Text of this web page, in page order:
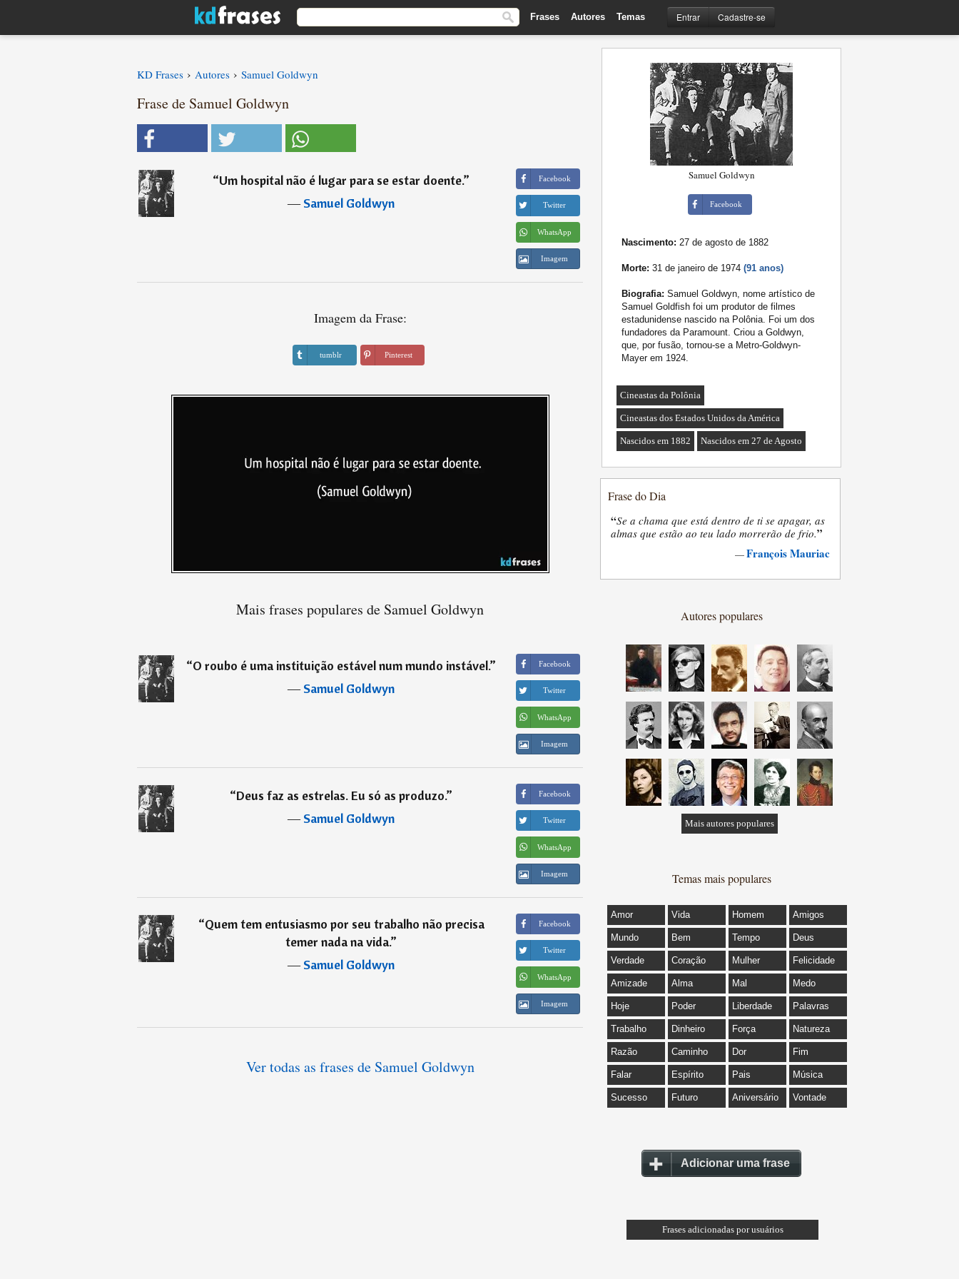
Frases Autores Temas Entrar Cadastre-se
KD Frases › Autores › Samuel Goldwyn
Frase de Samuel Goldwyn
“Um hospital não é lugar para se estar doente.”
―Samuel Goldwyn
Facebook
Twitter
WhatsApp
Imagem
Imagem da Frase:
tumblr Pinterest
Mais frases populares de Samuel Goldwyn
“O roubo é uma instituição estável num mundo instável.”
―Samuel Goldwyn
Facebook
Twitter
WhatsApp
Imagem
“Deus faz as estrelas. Eu só as produzo.”
―Samuel Goldwyn
Facebook
Twitter
WhatsApp
Imagem
“Quem tem entusiasmo por seu trabalho não precisa
temer nada na vida.”
―Samuel Goldwyn
Facebook
Twitter
WhatsApp
Imagem
Ver todas as frases de Samuel Goldwyn
Samuel Goldwyn
Facebook
Nascimento: 27 de agosto de 1882
Morte: 31 de janeiro de 1974 (91 anos)
Biografia: Samuel Goldwyn, nome artístico de
Samuel Goldfish foi um produtor de filmes
estadunidense nascido na Polônia. Foi um dos
fundadores da Paramount. Criou a Goldwyn,
que, por fusão, tornou-se a Metro-Goldwyn-
Mayer em 1924.
Cineastas da Polônia
Cineastas dos Estados Unidos da América
Nascidos em 1882 Nascidos em 27 de Agosto
Frase do Dia
“Se a chama que está dentro de ti se apagar, as
almas que estão ao teu lado morrerão de frio.”
—François Mauriac
Autores populares
Mais autores populares
Temas mais populares
Amor Vida Homem Amigos
Mundo Bem Tempo Deus
Verdade Coração Mulher Felicidade
Amizade Alma Mal Medo
Hoje Poder Liberdade Palavras
Trabalho Dinheiro Força Natureza
Razão Caminho Dor Fim
Falar Espírito Pais Música
Sucesso Futuro Aniversário Vontade
Adicionar uma frase
Frases adicionadas por usuários